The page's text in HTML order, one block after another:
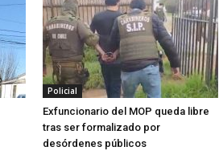
Policial
Exfuncionario del MOP queda libre
tras ser formalizado por
desórdenes públicos